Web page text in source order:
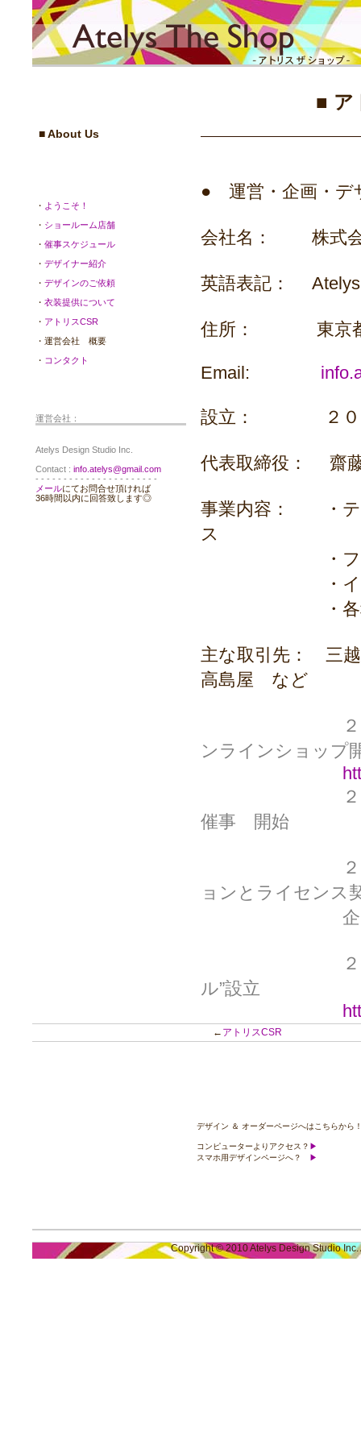
■ About Us
・ ようこそ！
・ ショールーム店舗
・ 催事スケジュール
・ デザイナー紹介
・ デザインのご依頼
・ 衣装提供について
・ アトリスCSR
・運営会社 概要
・ コンタクト
運営会社：
Atelys Design Studio Inc.
Contact : info.atelys@gmail.com
- - - - - - - - - - - - - - - - - - - - - -
メールにてお問合せ頂ければ
36時間以内に回答致します◎
■ ア
● 運営・企画・デ
会社名： 株式
英語表記： Atelys
住所： 東京都港
Email:
設立： ２０１
代表取締役： 齋
事業内容： ・テ
ス
・ファッシ
・インテリ
・各種デザ
主な取引先： 三越
高島屋 など
ンラインショップ
催事 開始
ョンとライセンス
企画・ディ
ル”設立
← アトリスCSR
デザイン ＆ オーダーページへはこちらから
コンピューターよりアクセス？ ▶
スマホ用デザインページへ？ ▶
Copyright © 2010 Atelys Design Studio